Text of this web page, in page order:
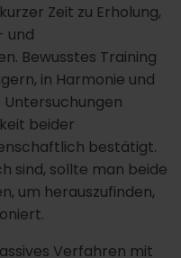
Zeit zu Erholung,
und
Bewusstes Training
in Harmonie und
Untersuchungen
beider
bestätigt.
sind, sollte man beide
um herauszufinden,
Verfahren mit